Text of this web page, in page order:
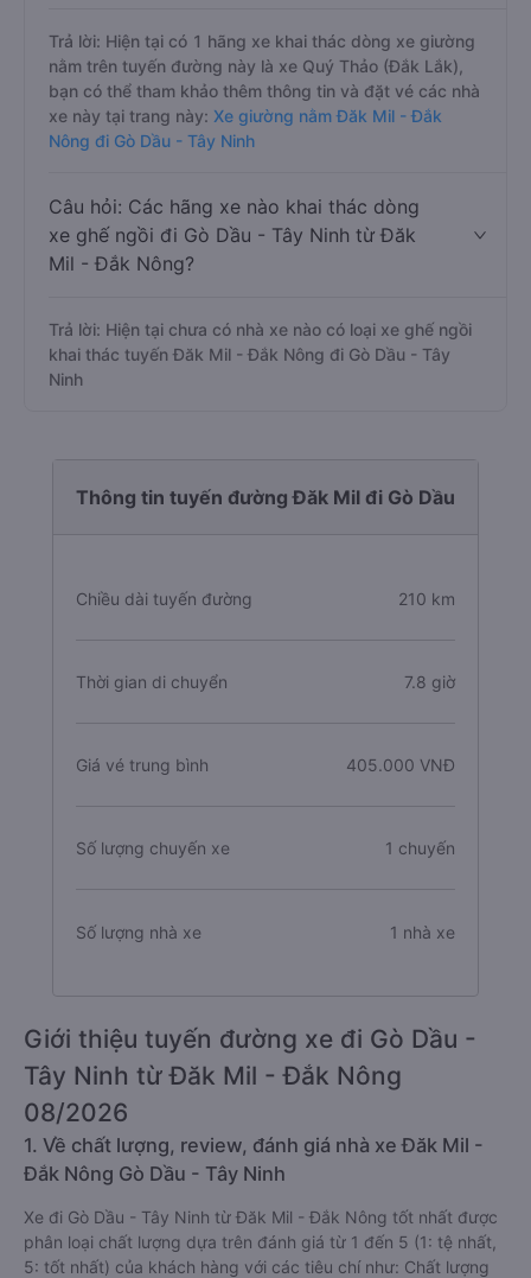
Trả lời: Hiện tại có 1 hãng xe khai thác dòng xe giường
nằm trên tuyến đường này là xe Quý Thảo (Đắk Lắk),
bạn có thể tham khảo thêm thông tin và đặt vé các nhà
xe này tại trang này: Xe giường nằm Đăk Mil - Đắk
Nông đi Gò Dầu - Tây Ninh
Câu hỏi: Các hãng xe nào khai thác dòng
xe ghế ngồi đi Gò Dầu - Tây Ninh từ Đăk
Mil - Đắk Nông?
Trả lời: Hiện tại chưa có nhà xe nào có loại xe ghế ngồi
khai thác tuyến Đăk Mil - Đắk Nông đi Gò Dầu - Tây
Ninh
Thông tin tuyến đường Đăk Mil đi Gò Dầu
Chiều dài tuyến đường 210 km
Thời gian di chuyển 7.8 giờ
Giá vé trung bình 405.000 VNĐ
Số lượng chuyến xe 1 chuyến
Số lượng nhà xe 1 nhà xe
Giới thiệu tuyến đường xe đi Gò Dầu -
Tây Ninh từ Đăk Mil - Đắk Nông
08/2026
1. Về chất lượng, review, đánh giá nhà xe Đăk Mil -
Đắk Nông Gò Dầu - Tây Ninh
Xe đi Gò Dầu - Tây Ninh từ Đăk Mil - Đắk Nông tốt nhất được
phân loại chất lượng dựa trên đánh giá từ 1 đến 5 (1: tệ nhất,
5: tốt nhất) của khách hàng với các tiêu chí như: Chất lượng